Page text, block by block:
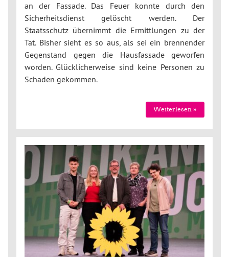
an der Fassade. Das Feuer konnte durch den
Sicherheitsdienst gelöscht werden. Der
Staatsschutz übernimmt die Ermittlungen zu der
Tat. Bisher sieht es so aus, als sei ein brennender
Gegenstand gegen die Hausfassade geworfen
worden. Glücklicherweise sind keine Personen zu
Schaden gekommen.
Weiterlesen »